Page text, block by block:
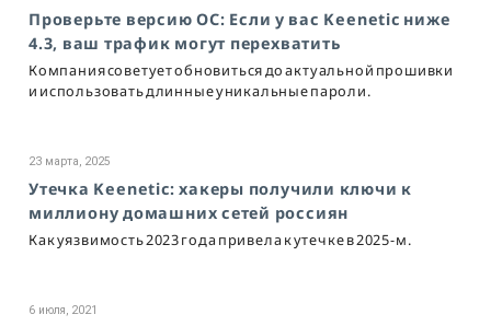
Проверьте версию ОС: Если у вас Keenetic ниже
4.3, ваш трафик могут перехватить
Компания советует обновиться до актуальной прошивки
и использовать длинные уникальные пароли.
23 марта, 2025
Утечка Keenetic: хакеры получили ключи к
миллиону домашних сетей россиян
Как уязвимость 2023 года привела к утечке в 2025-м.
6 июля, 2021